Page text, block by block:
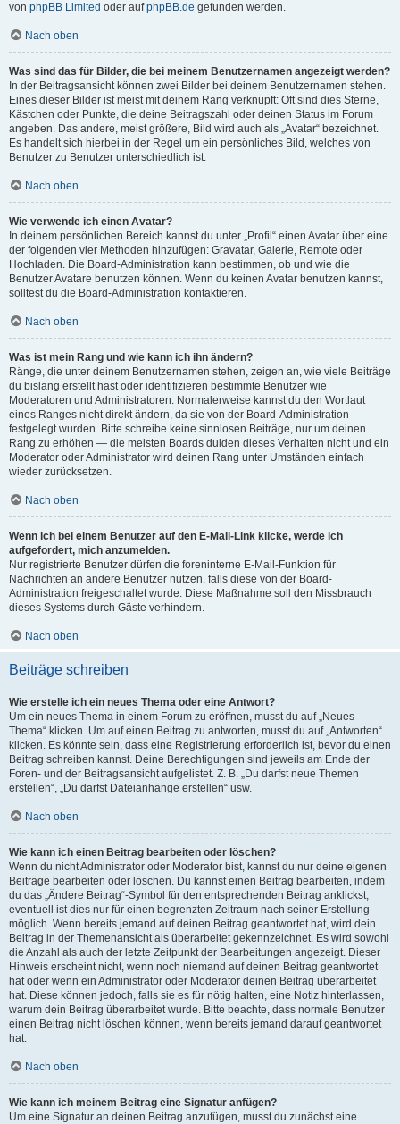
von phpBB Limited oder aufphpBB.de gefunden werden.
Nach oben
Was sind das für Bilder, die bei meinem Benutzernamen angezeigt werden?
In der Beitragsansicht können zwei Bilder bei deinem Benutzernamen stehen.
Eines dieser Bilder ist meist mit deinem Rang verknüpft: Oft sind dies Sterne,
Kästchen oder Punkte, die deine Beitragszahl oder deinen Status im Forum
angeben. Das andere, meist größere, Bild wird auch als „Avatar“ bezeichnet.
Es handelt sich hierbei in der Regel um ein persönliches Bild, welches von
Benutzer zu Benutzer unterschiedlich ist.
Nach oben
Wie verwende ich einen Avatar?
In deinem persönlichen Bereich kannst du unter „Profil“ einen Avatar über eine
der folgenden vier Methoden hinzufügen: Gravatar, Galerie, Remote oder
Hochladen. Die Board-Administration kann bestimmen, ob und wie die
Benutzer Avatare benutzen können. Wenn du keinen Avatar benutzen kannst,
solltest du die Board-Administration kontaktieren.
Nach oben
Was ist mein Rang und wie kann ich ihn ändern?
Ränge, die unter deinem Benutzernamen stehen, zeigen an, wie viele Beiträge
du bislang erstellt hast oder identifizieren bestimmte Benutzer wie
Moderatoren und Administratoren. Normalerweise kannst du den Wortlaut
eines Ranges nicht direkt ändern, da sie von der Board-Administration
festgelegt wurden. Bitte schreibe keine sinnlosen Beiträge, nur um deinen
Rang zu erhöhen — die meisten Boards dulden dieses Verhalten nicht und ein
Moderator oder Administrator wird deinen Rang unter Umständen einfach
wieder zurücksetzen.
Nach oben
Wenn ich bei einem Benutzer auf den E-Mail-Link klicke, werde ich
aufgefordert, mich anzumelden.
Nur registrierte Benutzer dürfen die foreninterne E-Mail-Funktion für
Nachrichten an andere Benutzer nutzen, falls diese von der Board-
Administration freigeschaltet wurde. Diese Maßnahme soll den Missbrauch
dieses Systems durch Gäste verhindern.
Nach oben
Beiträge schreiben
Wie erstelle ich ein neues Thema oder eine Antwort?
Um ein neues Thema in einem Forum zu eröffnen, musst du auf „Neues
Thema“ klicken. Um auf einen Beitrag zu antworten, musst du auf „Antworten“
klicken. Es könnte sein, dass eine Registrierung erforderlich ist, bevor du einen
Beitrag schreiben kannst. Deine Berechtigungen sind jeweils am Ende der
Foren- und der Beitragsansicht aufgelistet. Z. B. „Du darfst neue Themen
erstellen“, „Du darfst Dateianhänge erstellen“ usw.
Nach oben
Wie kann ich einen Beitrag bearbeiten oder löschen?
Wenn du nicht Administrator oder Moderator bist, kannst du nur deine eigenen
Beiträge bearbeiten oder löschen. Du kannst einen Beitrag bearbeiten, indem
du das „Ändere Beitrag“-Symbol für den entsprechenden Beitrag anklickst;
eventuell ist dies nur für einen begrenzten Zeitraum nach seiner Erstellung
möglich. Wenn bereits jemand auf deinen Beitrag geantwortet hat, wird dein
Beitrag in der Themenansicht als überarbeitet gekennzeichnet. Es wird sowohl
die Anzahl als auch der letzte Zeitpunkt der Bearbeitungen angezeigt. Dieser
Hinweis erscheint nicht, wenn noch niemand auf deinen Beitrag geantwortet
hat oder wenn ein Administrator oder Moderator deinen Beitrag überarbeitet
hat. Diese können jedoch, falls sie es für nötig halten, eine Notiz hinterlassen,
warum dein Beitrag überarbeitet wurde. Bitte beachte, dass normale Benutzer
einen Beitrag nicht löschen können, wenn bereits jemand darauf geantwortet
hat.
Nach oben
Wie kann ich meinem Beitrag eine Signatur anfügen?
Um eine Signatur an deinen Beitrag anzufügen, musst du zunächst eine